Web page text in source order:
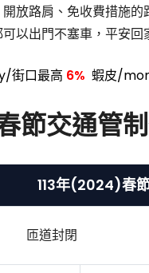
放路肩、免收費措施
以出門不塞車，平安回
街口最高 6% 蝦皮/
節交通管
113年(2024)春
匝道封閉